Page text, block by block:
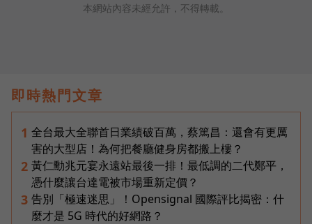
本網站內容未經允許，不得轉載。
即時熱門文章
1 全台最大全聯首日業績破百萬，蔡篤昌：還會有更厲
害的大型店！為何把餐廳健身房都搬上樓？
2 黃仁勳兆元宴永遠站最後一排！最低調的二代鄭平，
憑什麼讓台達電被市場重新定價？
3 告別「極速迷思」！Opensignal 國際評比揭密：什
麼才是 5G 時代的好網路？